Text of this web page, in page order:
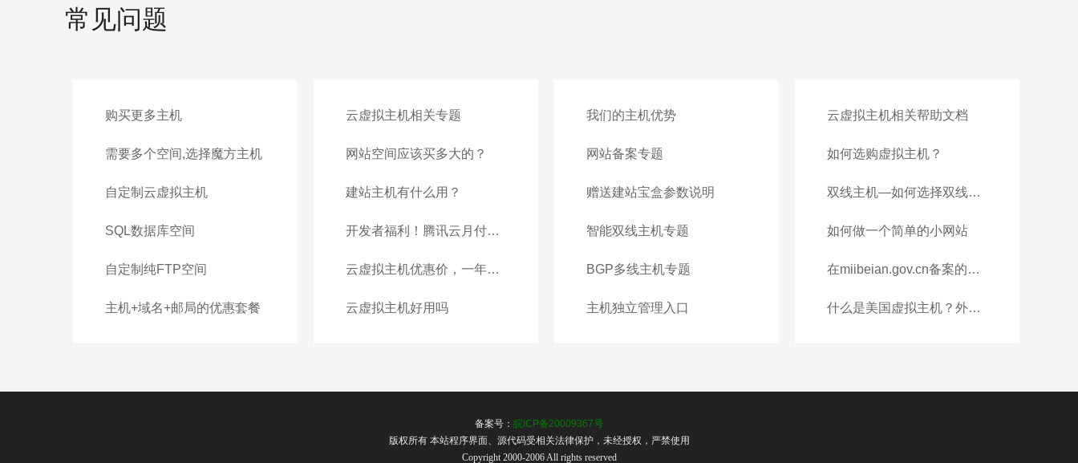
常见问题
购买更多主机
需要多个空间,选择魔方主机
自定制云虚拟主机
SQL数据库空间
自定制纯FTP空间
主机+域名+邮局的优惠套餐
云虚拟主机相关专题
网站空间应该买多大的？
建站主机有什么用？
开发者福利！腾讯云月付虚拟主机一个月仅需20元
云虚拟主机优惠价，一年只要188
云虚拟主机好用吗
我们的主机优势
网站备案专题
赠送建站宝盒参数说明
智能双线主机专题
BGP多线主机专题
主机独立管理入口
云虚拟主机相关帮助文档
如何选购虚拟主机？
双线主机—如何选择双线虚拟主机主机服务?
如何做一个简单的小网站
在miibeian.gov.cn备案的信息要如何填写
什么是美国虚拟主机？外贸网站必选！
备案号： 皖ICP备20009367号
版权所有 本站程序界面、源代码受相关法律保护，未经授权，严禁使用
Copyright 2000-2006 All rights reserved